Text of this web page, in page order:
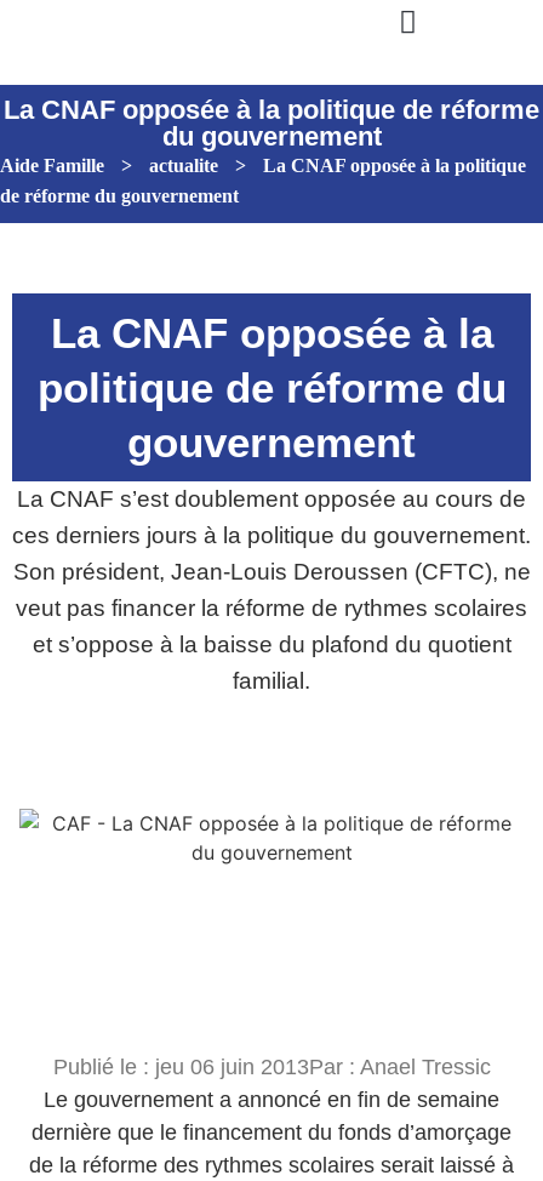
La CNAF opposée à la politique de réforme
du gouvernement
Aide Famille > actualite >
La CNAF opposée à la politique
de réforme du gouvernement
La CNAF opposée à la
politique de réforme du
gouvernement
La CNAF s’est doublement opposée au cours de
ces derniers jours à la politique du gouvernement.
Son président, Jean-Louis Deroussen (CFTC), ne
veut pas financer la réforme de rythmes scolaires
et s’oppose à la baisse du plafond du quotient
familial.
Publié le : jeu 06 juin 2013Par : Anael Tressic
Le gouvernement a annoncé en fin de semaine
dernière que le financement du fonds d’amorçage
de la réforme des rythmes scolaires serait laissé à